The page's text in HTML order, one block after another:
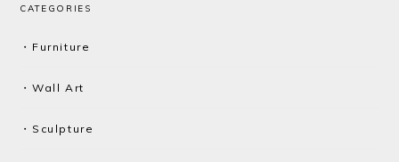
CATEGORIES
・Furniture
・Wall Art
・Sculpture